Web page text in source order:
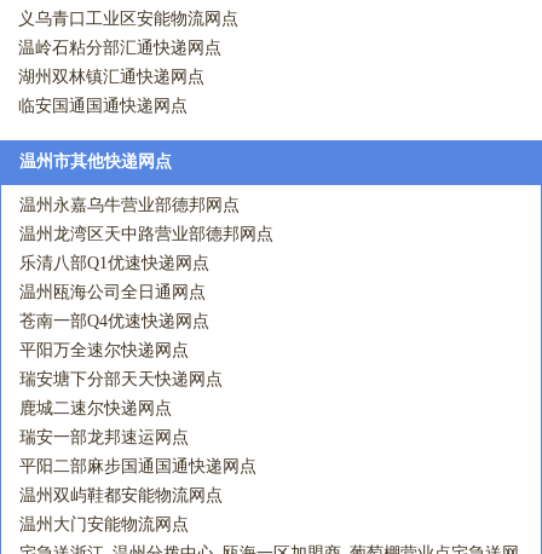
义乌青口工业区安能物流网点
温岭石粘分部汇通快递网点
湖州双林镇汇通快递网点
临安国通国通快递网点
温州市其他快递网点
温州永嘉乌牛营业部德邦网点
温州龙湾区天中路营业部德邦网点
乐清八部Q1优速快递网点
温州瓯海公司全日通网点
苍南一部Q4优速快递网点
平阳万全速尔快递网点
瑞安塘下分部天天快递网点
鹿城二速尔快递网点
瑞安一部龙邦速运网点
平阳二部麻步国通国通快递网点
温州双屿鞋都安能物流网点
温州大门安能物流网点